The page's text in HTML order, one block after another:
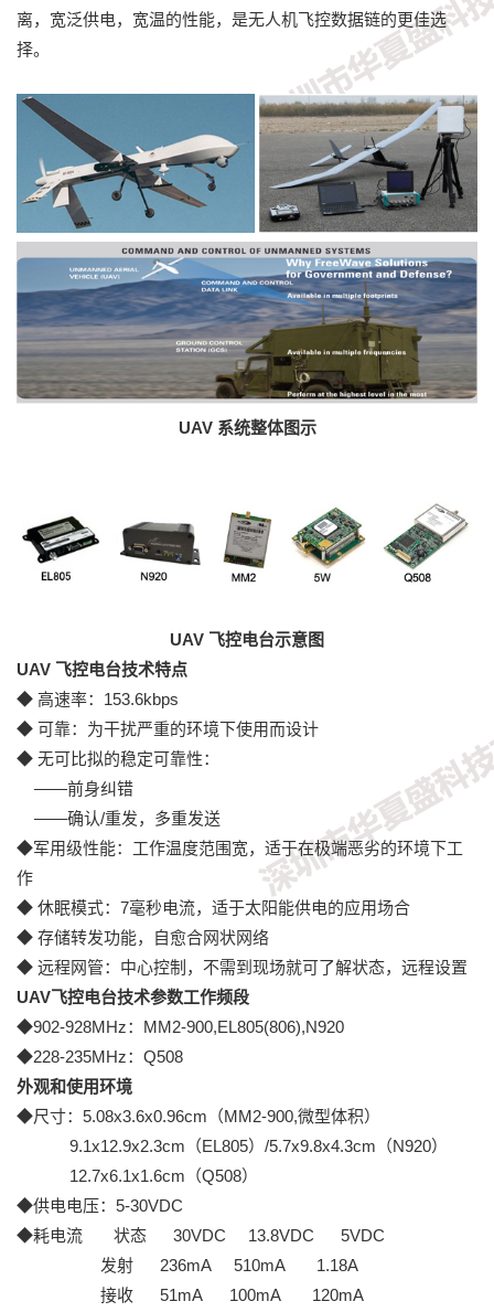
离，宽泛供电，宽温的性能，是无人机飞控数据链的更佳选
择。
UAV 系统整体图示
UAV 飞控电台示意图
UAV 飞控电台技术特点
◆ 高速率：153.6kbps
◆ 可靠：为干扰严重的环境下使用而设计
◆ 无可比拟的稳定可靠性：
——前身纠错
——确认/重发，多重发送
◆军用级性能：工作温度范围宽，适于在极端恶劣的环境下工
作
◆ 休眠模式：7毫秒电流，适于太阳能供电的应用场合
◆ 存储转发功能，自愈合网状网络
◆ 远程网管：中心控制，不需到现场就可了解状态，远程设置
UAV飞控电台技术参数工作频段
◆902-928MHz：MM2-900,EL805(806),N920
◆228-235MHz：Q508
外观和使用环境
◆尺寸：5.08x3.6x0.96cm（MM2-900,微型体积）
9.1x12.9x2.3cm（EL805）/5.7x9.8x4.3cm（N920）
12.7x6.1x1.6cm（Q508）
◆供电电压：5-30VDC
◆耗电流 状态 30VDC 13.8VDC 5VDC
发射 236mA 510mA 1.18A
接收 51mA 100mA 120mA